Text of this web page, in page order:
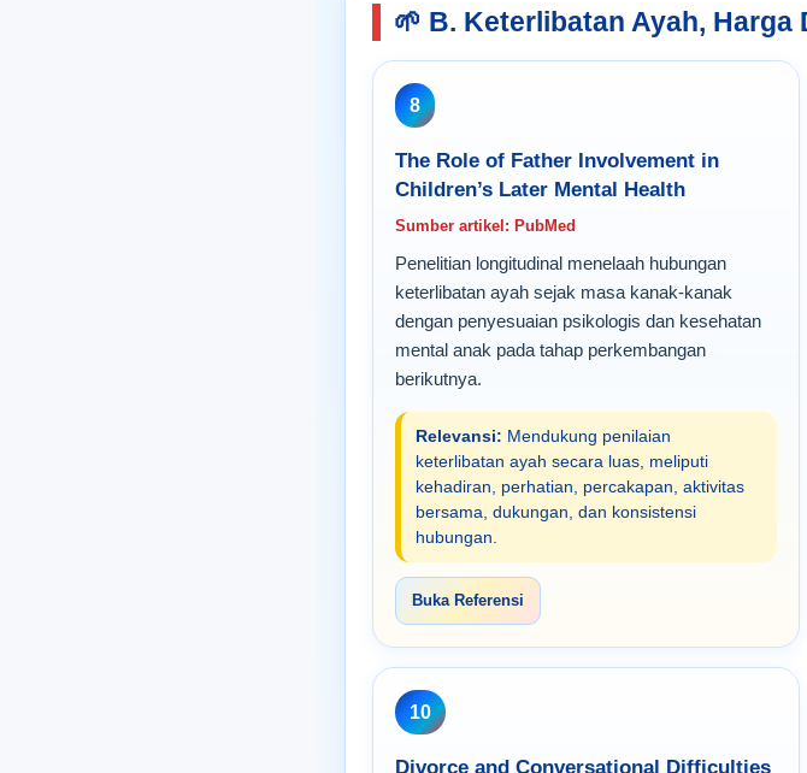
🌱 B. Keterlibatan Ayah, Harga
8
The Role of Father Involvement in
Children’s Later Mental Health
Sumber artikel: PubMed
Penelitian longitudinal menelaah hubungan
keterlibatan ayah sejak masa kanak-kanak
dengan penyesuaian psikologis dan kesehatan
mental anak pada tahap perkembangan
berikutnya.
Relevansi: Mendukung penilaian
keterlibatan ayah secara luas, meliputi
kehadiran, perhatian, percakapan, aktivitas
bersama, dukungan, dan konsistensi
hubungan.
Buka Referensi
10
Divorce and Conversational Difficulties